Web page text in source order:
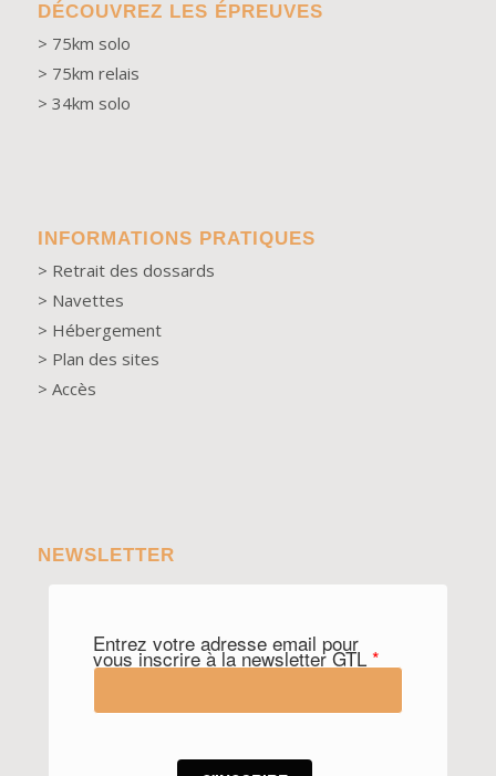
DÉCOUVREZ LES ÉPREUVES
> 75km solo
> 75km relais
> 34km solo
INFORMATIONS PRATIQUES
> Retrait des dossards
> Navettes
> Hébergement
> Plan des sites
> Accès
NEWSLETTER
Entrez votre adresse email pour
vous inscrire à la newsletter GTL *